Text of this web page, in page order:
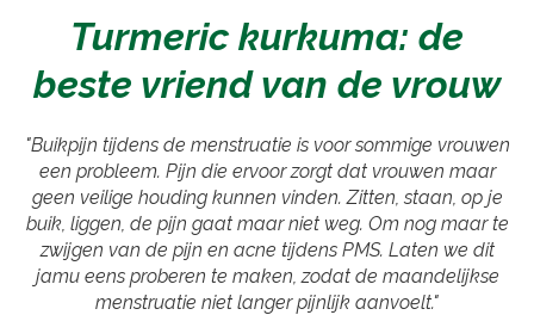
Turmeric kurkuma: de
beste vriend van de vrouw
"Buikpijn tijdens de menstruatie is voor sommige vrouwen
een probleem. Pijn die ervoor zorgt dat vrouwen maar
geen veilige houding kunnen vinden. Zitten, staan, op je
buik, liggen, de pijn gaat maar niet weg. Om nog maar te
zwijgen van de pijn en acne tijdens PMS. Laten we dit
jamu eens proberen te maken, zodat de maandelijkse
menstruatie niet langer pijnlijk aanvoelt."